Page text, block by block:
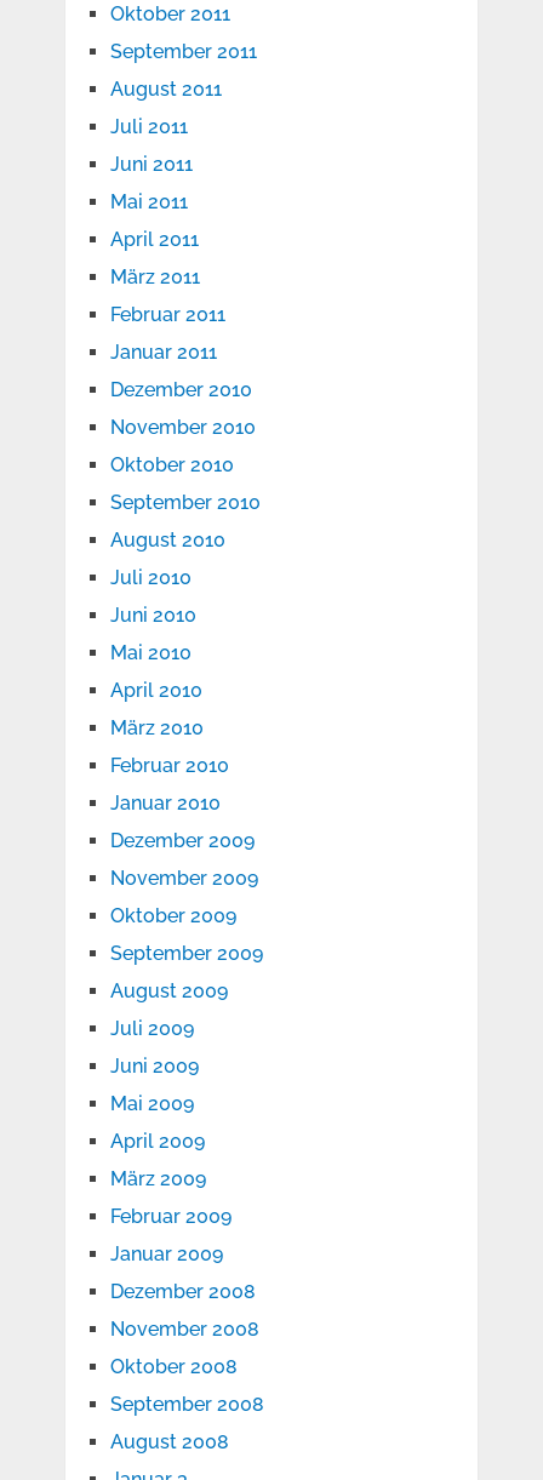
Oktober 2011
September 2011
August 2011
Juli 2011
Juni 2011
Mai 2011
April 2011
März 2011
Februar 2011
Januar 2011
Dezember 2010
November 2010
Oktober 2010
September 2010
August 2010
Juli 2010
Juni 2010
Mai 2010
April 2010
März 2010
Februar 2010
Januar 2010
Dezember 2009
November 2009
Oktober 2009
September 2009
August 2009
Juli 2009
Juni 2009
Mai 2009
April 2009
März 2009
Februar 2009
Januar 2009
Dezember 2008
November 2008
Oktober 2008
September 2008
August 2008